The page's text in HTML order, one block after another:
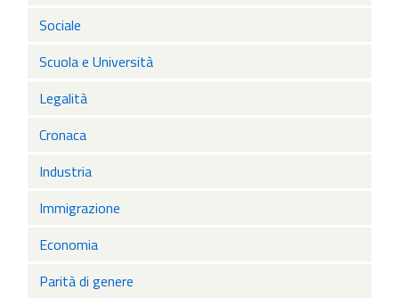
Sociale
Scuola e Università
Legalità
Cronaca
Industria
Immigrazione
Economia
Parità di genere